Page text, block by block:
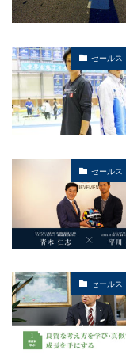
セールス
セールス
セールス